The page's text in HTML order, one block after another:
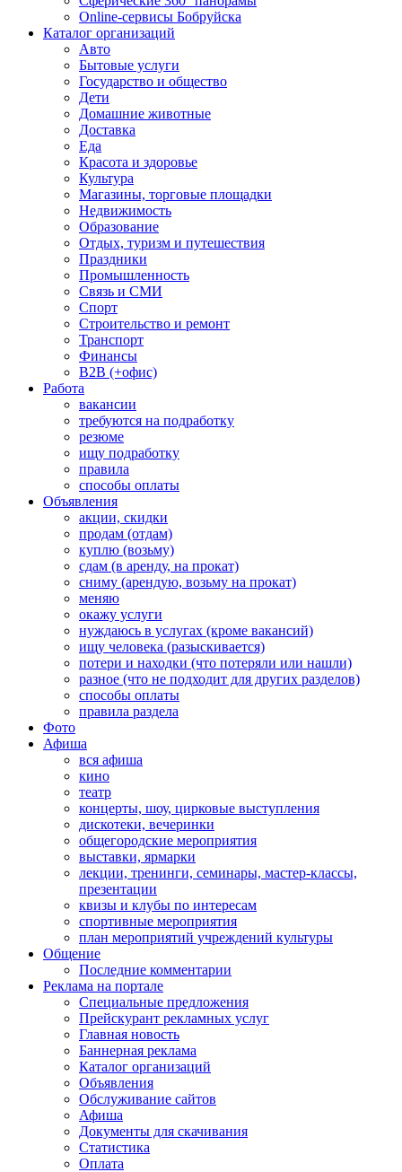
Online-сервисы Бобруйска
Каталог организаций
Авто
Бытовые услуги
Государство и общество
Дети
Домашние животные
Доставка
Еда
Красота и здоровье
Культура
Магазины, торговые площадки
Недвижимость
Образование
Отдых, туризм и путешествия
Праздники
Промышленность
Связь и СМИ
Спорт
Строительство и ремонт
Транспорт
Финансы
B2B (+офис)
Работа
вакансии
требуются на подработку
резюме
ищу подработку
правила
способы оплаты
Объявления
акции, скидки
продам (отдам)
куплю (возьму)
сдам (в аренду, на прокат)
сниму (арендую, возьму на прокат)
меняю
окажу услуги
нуждаюсь в услугах (кроме вакансий)
ищу человека (разыскивается)
потери и находки (что потеряли или нашли)
разное (что не подходит для других разделов)
способы оплаты
правила раздела
Фото
Афиша
вся афиша
кино
театр
концерты, шоу, цирковые выступления
дискотеки, вечеринки
общегородские мероприятия
выставки, ярмарки
лекции, тренинги, семинары, мастер-классы,
презентации
квизы и клубы по интересам
спортивные мероприятия
план мероприятий учреждений культуры
Общение
Последние комментарии
Реклама на портале
Специальные предложения
Прейскурант рекламных услуг
Главная новость
Баннерная реклама
Каталог организаций
Объявления
Обслуживание сайтов
Афиша
Документы для скачивания
Статистика
Оплата